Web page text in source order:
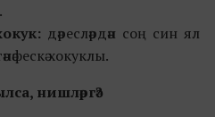
дәресләрдән соң син ял
хокуклы.
нишләргә?